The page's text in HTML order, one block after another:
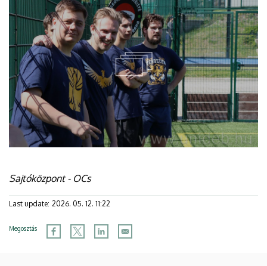
Sajtóközpont - OCs
Last update: 2026. 05. 12. 11:22
Megosztás